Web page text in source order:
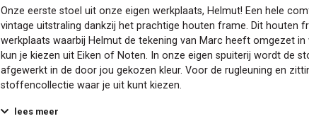
Onze eerste stoel uit onze eigen werkplaats, Helmut! Een hele
vintage uitstraling dankzij het prachtige houten frame. Dit houten
werkplaats waarbij Helmut de tekening van Marc heeft omgezet
kun je kiezen uit Eiken of Noten. In onze eigen spuiterij wordt de
afgewerkt in de door jou gekozen kleur. Voor de rugleuning en
stoffencollectie waar je uit kunt kiezen.
lees meer